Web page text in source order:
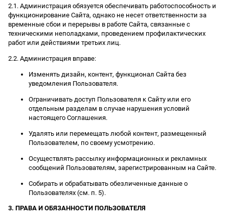
2.1. Администрация обязуется обеспечивать работоспособность и
функционирование Сайта, однако не несет ответственности за
временные сбои и перерывы в работе Сайта, связанные с
техническими неполадками, проведением профилактических
работ или действиями третьих лиц.
2.2. Администрация вправе:
Изменять дизайн, контент, функционал Сайта без
уведомления Пользователя.
Ограничивать доступ Пользователя к Сайту или его
отдельным разделам в случае нарушения условий
настоящего Соглашения.
Удалять или перемещать любой контент, размещенный
Пользователем, по своему усмотрению.
Осуществлять рассылку информационных и рекламных
сообщений Пользователям, зарегистрированным на Сайте.
Собирать и обрабатывать обезличенные данные о
Пользователях (см. п. 5).
3. ПРАВА И ОБЯЗАННОСТИ ПОЛЬЗОВАТЕЛЯ